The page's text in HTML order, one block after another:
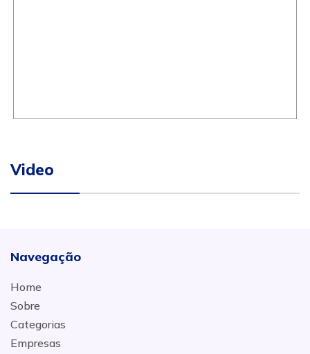
Video
Navegação
Home
Sobre
Categorias
Empresas